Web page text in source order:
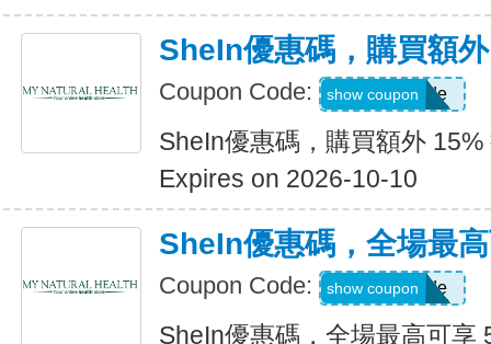
SheIn優惠碼，購買額
Coupon Code: Show Code
show coupon
SheIn優惠碼，購買額外 15%
Expires on 2026-10-10
SheIn優惠碼，全場最
Coupon Code: Show Code
show coupon
SheIn優惠碼，全場最高可享